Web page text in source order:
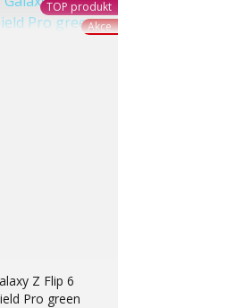
TOP produkt
Akce
Z Flip 6
Pro green